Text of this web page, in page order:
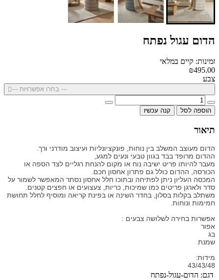
הדום עגול נפתח
זמינות: קיים במלאי
₪495.00
צבע
--- בחרו אפשרויות ---
הוספה לסל קנה עכשיו
תיאור
הדום מעוצב המשלב בין נוחות, פונקציונליות ועיצוב מודרני ורך.
ההדום מרופד בבד בגוון טבעי ונעים למגע,
מעבר להיותו פריט ישיבה נוח או מקום להנחת רגליים לצד הספה או
הכורסה, ההדום כולל גם פתרון אחסון חכם.
המכסה העליון ניתן לפתיחה ובתוכו חלל אחסון נסתר המאפשר לשמור על
סדר ולארגן פריטים כמו שמיכות, כריות, צעצועים או חפצים קטנים.
משתלב בקלות בסלון, בחדר השינה או בפינת קריאה ומוסיף לחלל תחושת
חמימות ונוחות.
אפשרות בחירה לשלושה צבעים :
אפור
בג
שמנת
מידות:
43/43/48
דגם: הדום-עגול-נפתח